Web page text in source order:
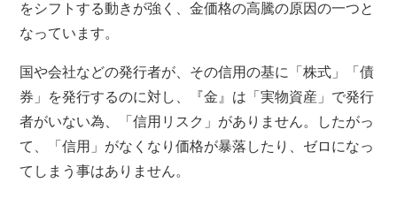
をシフトする動きが強く、金価格の高騰の原因の一つと
なっています。
国や会社などの発行者が、その信用の基に「株式」「債
券」を発行するのに対し、『金』は「実物資産」で発行
者がいない為、「信用リスク」がありません。したがっ
て、「信用」がなくなり価格が暴落したり、ゼロになっ
てしまう事はありません。